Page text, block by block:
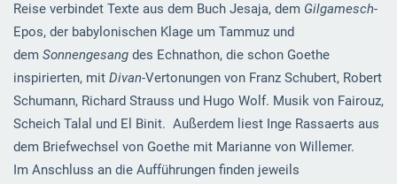
Reise verbindet Texte aus dem Buch Jesaja, dem Gilgamesch-
Epos, der babylonischen Klage um Tammuz und
dem Sonnengesang des Echnathon, die schon Goethe
inspirierten, mit Divan-Vertonungen von Franz Schubert, Robert
Schumann, Richard Strauss und Hugo Wolf. Musik von Fairouz,
Scheich Talal und El Binit. Außerdem liest Inge Rassaerts aus
dem Briefwechsel von Goethe mit Marianne von Willemer.
Im Anschluss an die Aufführungen finden jeweils